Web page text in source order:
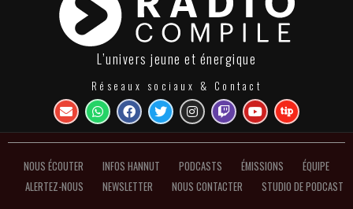
L’univers jeune et énergique
Réseaux sociaux & Contact
NOUS ÉCOUTER INFOS HANNUT PODCASTS ÉMISSIONS
ÉQUIPE
ALERTEZ-NOUS
NEWSLETTER NOUS CONTACTER STUDIO DE PODCAST